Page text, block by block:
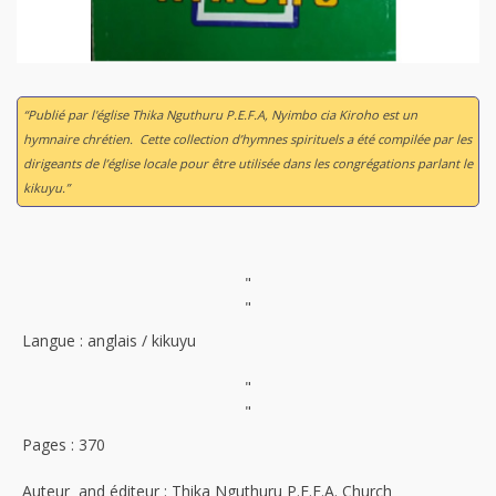
“Publié par l'église Thika Nguthuru P.E.F.A, Nyimbo cia Kiroho est un
hymnaire chrétien. Cette collection d’hymnes spirituels a été compilée par les
dirigeants de l’église locale pour être utilisée dans les congrégations parlant le
kikuyu.”
"
"
Langue : anglais / kikuyu
"
"
Pages : 370
Auteur and éditeur : Thika Nguthuru P.E.F.A. Church